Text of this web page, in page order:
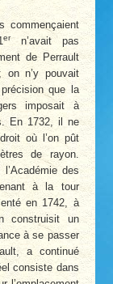
commençaient
ern’avait pas
de Perrault
on n’y pouvait
que la
imposait à
En 1732, il ne
où l’on pût
de rayon.
des
à la tour
en 1742, à
construisit un
à se passer
a continué
consiste dans